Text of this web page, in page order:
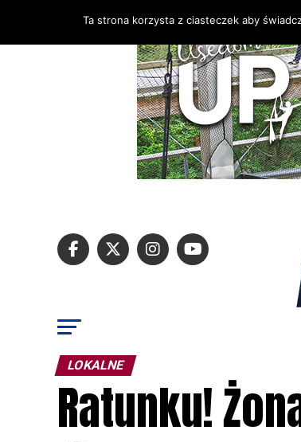
LOKALNE
Ratunku!
Ta strona korzysta z ciasteczek aby